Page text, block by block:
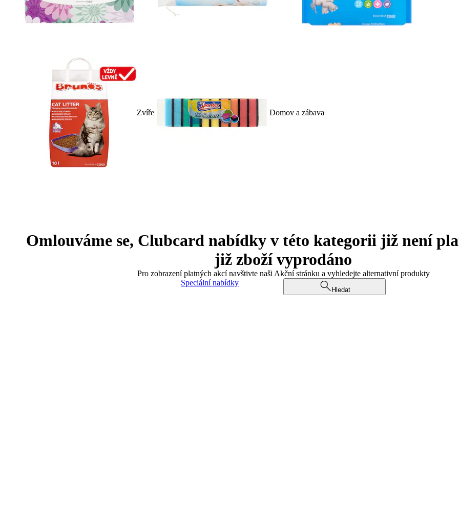
Zvíře Domov a zábava
Omlouváme se, Clubcard nabídky v této kategorii již není
již zboží vyprodáno
Pro zobrazení platných akcí navštivte naši Akční stránku a vyhledejte alternativní produkty
Speciální nabídky
Hledat